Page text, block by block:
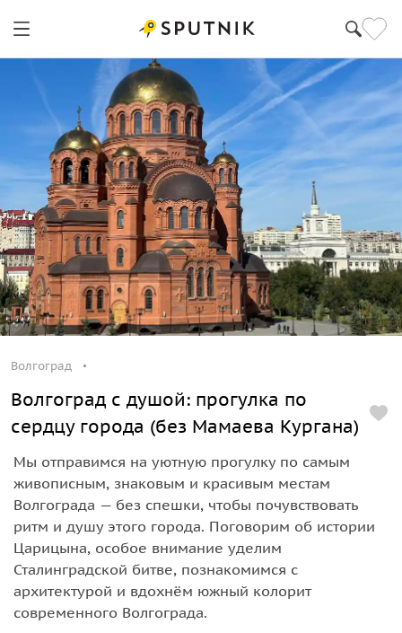
Волгоград
Волгоград с душой: прогулка по
сердцу города (без Мамаева Кургана)
Мы отправимся на уютную прогулку по самым
живописным, знаковым и красивым местам
Волгограда — без спешки, чтобы почувствовать
ритм и душу этого города. Поговорим об истории
Царицына, особое внимание уделим
Сталинградской битве, познакомимся с
архитектурой и вдохнём южный колорит
современного Волгограда.